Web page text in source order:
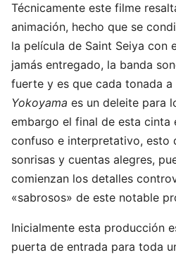
Técnicamente este filme
animación, hecho que se
la película de Saint Seiya con
jamás entregado, la banda
fuerte y es que cada tonada
Yokoyama es un deleite para
embargo el final de esta cinta
confuso e interpretativo, esto
sonrisas y cuentas alegres,
comienzan los detalles
«sabrosos» de este notable
Inicialmente esta producción
puerta de entrada para toda